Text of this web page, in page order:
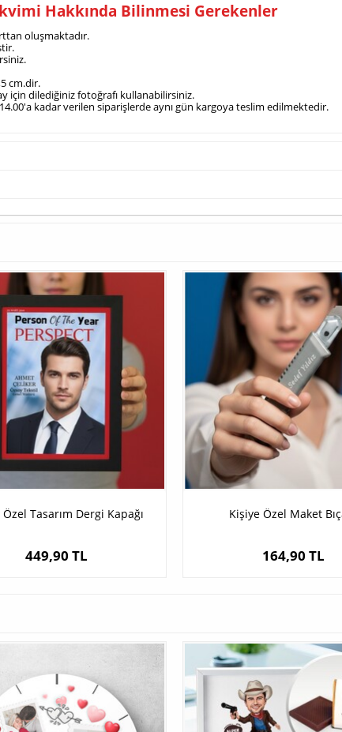
Hakkında Bilinmesi Gerekenler
oluşmaktadır.
cm.dir.
için dilediğiniz fotoğrafı kullanabilirsiniz.
kadar verilen siparişlerde aynı gün kargoya teslim edilmektedir.
Tasarım Dergi Kapağı
449,90 TL
Kişiye Özel Maket
164,90 TL